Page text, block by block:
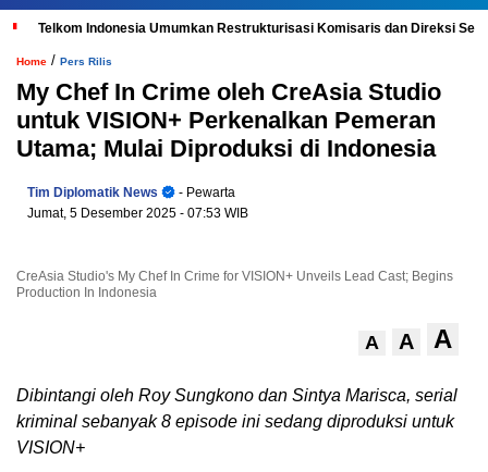
Telkom Indonesia Umumkan Restrukturisasi Komisaris dan Direksi
Home / Pers Rilis
My Chef In Crime oleh CreAsia Studio
untuk VISION+ Perkenalkan Pemeran
Utama; Mulai Diproduksi di Indonesia
Tim Diplomatik News
- Pewarta
Jumat, 5 Desember 2025 - 07:53 WIB
CreAsia Studio's My Chef In Crime for VISION+ Unveils Lead Cast; Begins
Production In Indonesia
A A A
Dibintangi oleh Roy Sungkono dan Sintya Marisca, serial
kriminal sebanyak 8 episode ini sedang diproduksi untuk
VISION+